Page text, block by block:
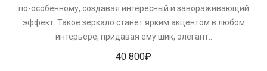
по-особенному, создавая интересный и завораживающий
эффект. Такое зеркало станет ярким акцентом в любом
интерьере, придавая ему шик, элегант..
40 800₽